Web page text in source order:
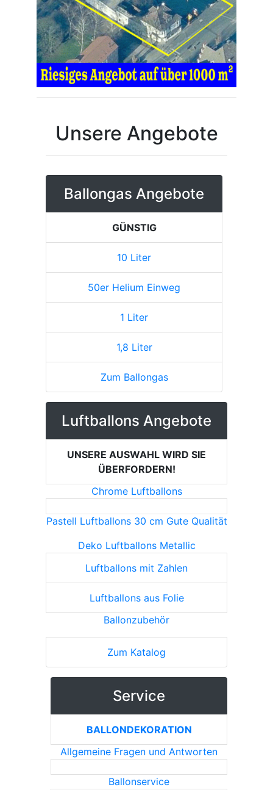
Unsere Angebote
Ballongas Angebote
GÜNSTIG
10 Liter
50er Helium Einweg
1 Liter
1,8 Liter
Zum Ballongas
Luftballons Angebote
UNSERE AUSWAHL WIRD SIE
ÜBERFORDERN!
Chrome Luftballons
Pastell Luftballons 30 cm Gute Qualität
Deko Luftballons Metallic
Luftballons mit Zahlen
Luftballons aus Folie
Ballonzubehör
Zum Katalog
Service
BALLONDEKORATION
Allgemeine Fragen und Antworten
Ballonservice